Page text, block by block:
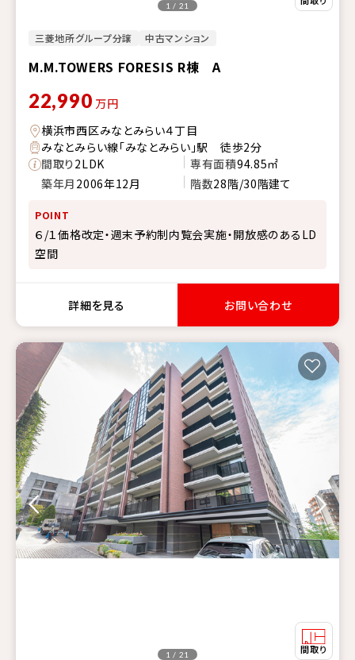
三菱地所グループ分譲 中古マンション
M.M.TOWERS FORESIS R棟 A
1 / 21
22,990 万円
横浜市西区みなとみらい４丁目
みなとみらい線「みなとみらい」駅 徒歩2分
間取り2LDK 専有面積94.85㎡
築年月 2006年12月 階数28階/30階建て
POINT
６/１価格改定・週末予約制内覧会実施・開放感のあるLD
空間
詳細を見る お問い合わせ
1 / 21